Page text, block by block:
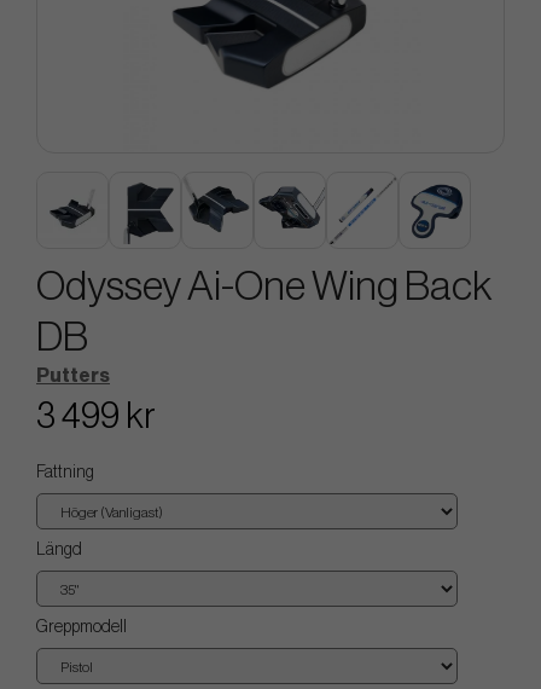
Odyssey Ai-One Wing Back
DB
Putters
3 499 kr
Fattning
Längd
Greppmodell